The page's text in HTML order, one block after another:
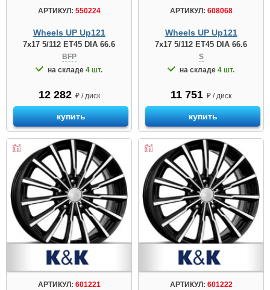
АРТИКУЛ: 550224
Wheels UP Up121
7x17 5/112 ET45 DIA 66.6
BFP
на складе 4 шт.
12 282 ₽ / диск
купить
АРТИКУЛ: 608068
Wheels UP Up121
7x17 5/112 ET45 DIA 66.6
S
на складе 4 шт.
11 751 ₽ / диск
купить
АРТИКУЛ: 601221 АРТИКУЛ: 601222